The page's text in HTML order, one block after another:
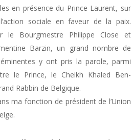
en présence du Prince Lau­rent, sur
sociale en faveur de la paix.
le Bourgmestre Philippe Close et
Barzin, un grand nom­bre de
y ont pris la parole, par­mi
le Prince, le Cheikh Khaled Ben­
Rab­bin de Bel­gique.
ma fonc­tion de prési­dent de l’Union